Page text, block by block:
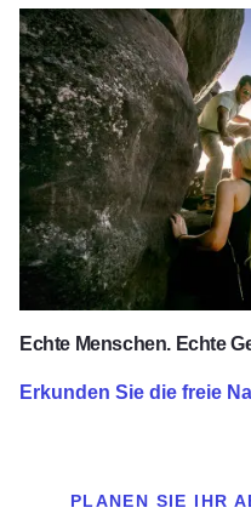
Echte Menschen. Echte
Erkunden Sie die freie Natur
Erkunden Sie die freie
PLANEN SIE IHR